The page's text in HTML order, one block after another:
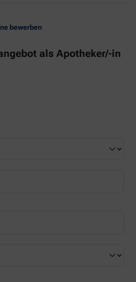
bewerben
als Apotheker/-in